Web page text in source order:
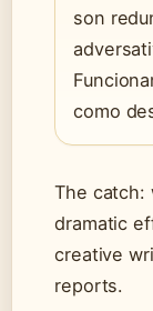
son
como
The catch:
dramatic
creative
reports.